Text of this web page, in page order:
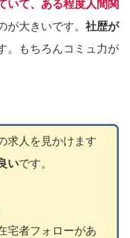
いて、ある程度人間関
が大きいです。 社歴が
。もちろんコミュ力が
求人を見かけます
いです。
宅者フォローがあ